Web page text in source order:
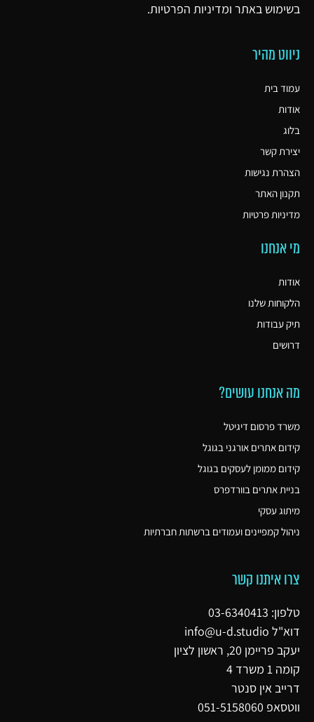
בשימוש באתר ומדיניות הפרטיות.
ניווט מהיר
עמוד בית
אודות
בלוג
יצירת קשר
הצהרת נגישות
תקנון האתר
מדיניות פרטיות
מי אנחנו
אודות
הלקוחות שלנו
תיק עבודות
דרושים
מה אנחנו עושים?
משרד פרסום דיגיטל
קידום אתרים אורגני בגוגל
קידום ממומן לעסקים בגוגל
בניית אתרים בוורדפרס
מיתוג עסקי
ניהול קמפיינים ועמודים ברשתות חברתיות
צרו איתנו קשר
טלפון: 03-6340413
דוא"ל info@u-d.studio
יעקב פריימן 20, ראשון לציון
קומה 1 משרד 4
דרייב אין סנטר
ווטסאפ 051-5158060